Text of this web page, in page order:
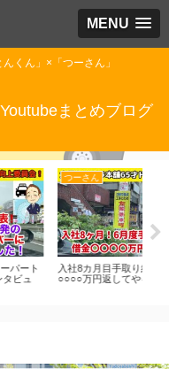
MENU
くん」×「つーさん」
まとめブログ
さん
カ月目手取り給料発表！借金
円返してやる！